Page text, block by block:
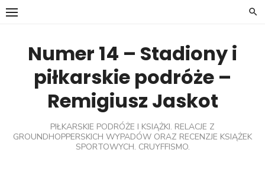
Skip
Numer 14 – Stadiony i
piłkarskie podróże –
Remigiusz Jaskot
PIŁKARSKIE PODRÓŻE I KSIĄŻKI. RELACJE Z
GROUNDHOPPERSKICH WYPADÓW ORAZ RECENZJE KSIĄŻEK
SPORTOWYCH. CRUYFFISMO.